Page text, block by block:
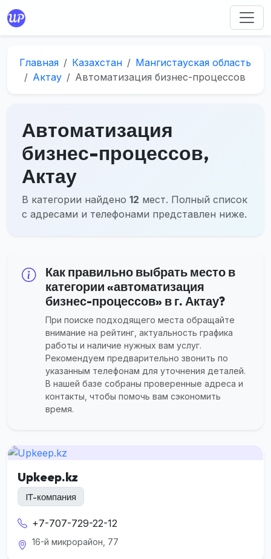
Главная Казахстан
Мангистауская область
Актау
Автоматизация бизнес-процессов
Автоматизация
бизнес-процессов,
Актау
В категории найдено 12 мест. Полный список
с адресами и телефонами представлен ниже.
Как правильно выбрать место в
категории «автоматизация
бизнес-процессов» в г. Актау?
При поиске подходящего места обращайте
внимание на рейтинг, актуальность графика
работы и наличие нужных вам услуг.
Рекомендуем предварительно звонить по
указанным телефонам для уточнения деталей.
В нашей базе собраны проверенные адреса и
контакты, чтобы помочь вам сэкономить
время.
Upkeep.kz
IT-компания
+7-707-729-22-12
16-й микрорайон, 77